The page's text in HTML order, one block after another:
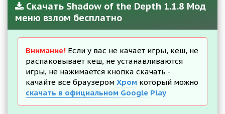
Скачать Shadow of the Depth 1.1.8 Мод
меню взлом бесплатно
Внимание! Если у вас не качает игры, кеш, не
распаковывает кеш, не устанавливаются
игры, не нажимается кнопка скачать -
качайте все браузером Хром который можно
скачать в официальном Google Play